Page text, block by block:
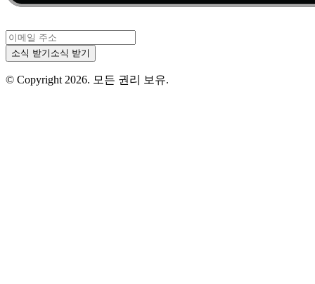
소식 받기 소식 받기
© Copyright 2026. 모든 권리 보유.